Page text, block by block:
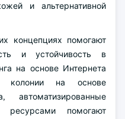
и альтернативной
концепциях помогают
и устойчивость в
на основе Интернета
колонии на основе
автоматизированные
ресурсами помогают